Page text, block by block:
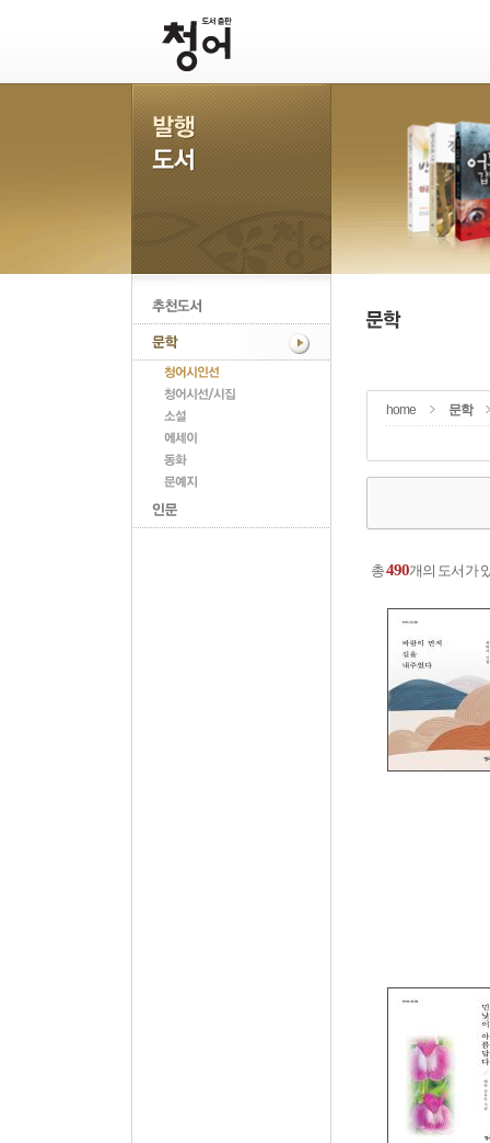
home 문학
총490개의 도서가